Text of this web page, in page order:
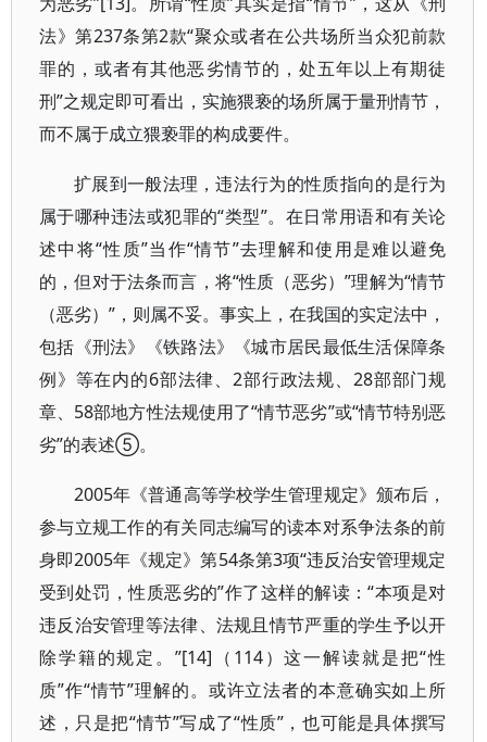
法》第237条第2款“聚众或者在公共场所当众犯前款
罪的，或者有其他恶劣情节的，处五年以上有期徒
刑”之规定即可看出，实施猥亵的场所属于量刑情节，
而不属于成立猥亵罪的构成要件。
扩展到一般法理，违法行为的性质指向的是行为
属于哪种违法或犯罪的“类型”。在日常用语和有关论
述中将“性质”当作“情节”去理解和使用是难以避免
的，但对于法条而言，将“性质（恶劣）”理解为“情节
（恶劣）”，则属不妥。事实上，在我国的实定法中，
包括《刑法》《铁路法》《城市居民最低生活保障条
例》等在内的6部法律、2部行政法规、28部部门规
章、58部地方性法规使用了“情节恶劣”或“情节特别恶
劣”的表述⑤。
2005年《普通高等学校学生管理规定》颁布后，
参与立规工作的有关同志编写的读本对系争法条的前
身即2005年《规定》第54条第3项“违反治安管理规定
受到处罚，性质恶劣的”作了这样的解读：“本项是对
违反治安管理等法律、法规且情节严重的学生予以开
除学籍的规定。”[14]（114）这一解读就是把“性
质”作“情节”理解的。或许立法者的本意确实如上所
述，只是把“情节”写成了“性质”，也可能是具体撰写